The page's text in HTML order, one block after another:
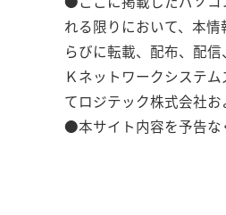
れる限りにおいて、本
らびに転載、配布、配
Ｋネットワークシステ
てロジテック株式会社
●本サイト内容を予告な